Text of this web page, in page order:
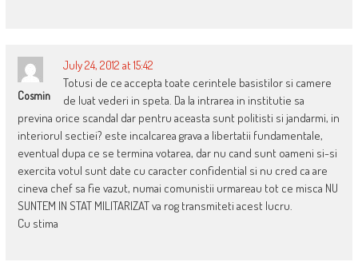
Cosmin
July 24, 2012 at 15:42
Totusi de ce accepta toate cerintele basistilor si camere
de luat vederi in speta. Da la intrarea in institutie sa
previna orice scandal dar pentru aceasta sunt politisti si jandarmi, in
interiorul sectiei? este incalcarea grava a libertatii fundamentale,
eventual dupa ce se termina votarea, dar nu cand sunt oameni si-si
exercita votul sunt date cu caracter confidential si nu cred ca are
cineva chef sa fie vazut, numai comunistii urmareau tot ce misca NU
SUNTEM IN STAT MILITARIZAT va rog transmiteti acest lucru.
Cu stima